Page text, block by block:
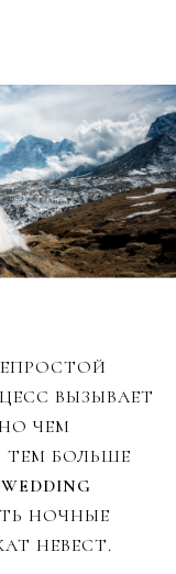
ВЫЗЫВАЕТ
ЧЕМ
ТЕМ БОЛЬШЕ
WEDDING
НОЧНЫЕ
НЕВЕСТ.